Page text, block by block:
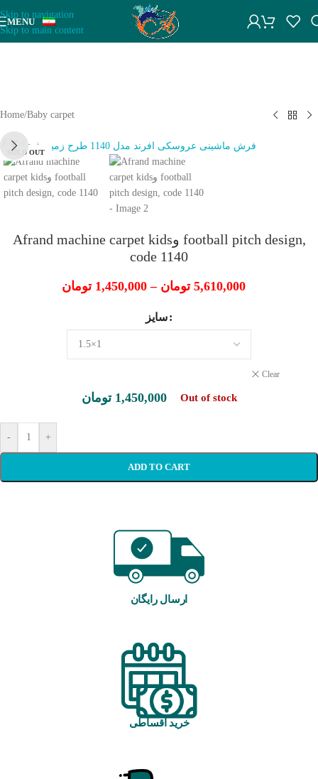
Skip to navigation
Skip to main content
MENU
Home/Baby carpet
SOLD OUT
Afrand machine carpet kidsو football pitch design,
code 1140
1,450,000 تومان – 5,610,000 تومان
سایز
Clear
1,450,000 تومان Out of stock
- +
ADD TO CART
ارسال رایگان
خرید اقساطی
پشتیبانی سایت افرند
طرح فرش‌ها را دارد. در صورت آفلاین بودن، میتوانید با شماره